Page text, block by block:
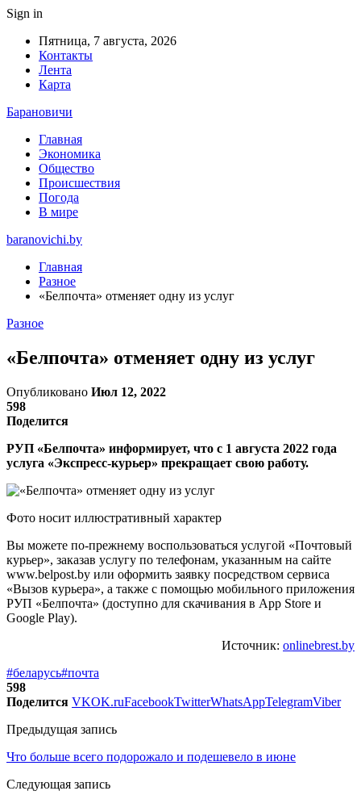
Sign in
Пятница, 7 августа, 2026
Контакты
Лента
Карта
Барановичи
Главная
Экономика
Общество
Происшествия
Погода
В мире
baranovichi.by
Главная
Разное
«Белпочта» отменяет одну из услуг
Разное
«Белпочта» отменяет одну из услуг
Опубликовано Июл 12, 2022
598
Поделится
РУП «Белпочта» информирует, что с 1 августа 2022 года
услуга «Экспресс-курьер» прекращает свою работу.
Фото носит иллюстративный характер
Вы можете по-прежнему воспользоваться услугой «Почтовый
курьер», заказав услугу по телефонам, указанным на сайте
www.belpost.by или оформить заявку посредством сервиса
«Вызов курьера», а также с помощью мобильного приложения
РУП «Белпочта» (доступно для скачивания в App Store и
Google Play).
Источник: onlinebrest.by
#беларусь#почта
598
Поделится VKOK.ruFacebookTwitterWhatsAppTelegramViber
Предыдущая запись
Что больше всего подорожало и подешевело в июне
Следующая запись